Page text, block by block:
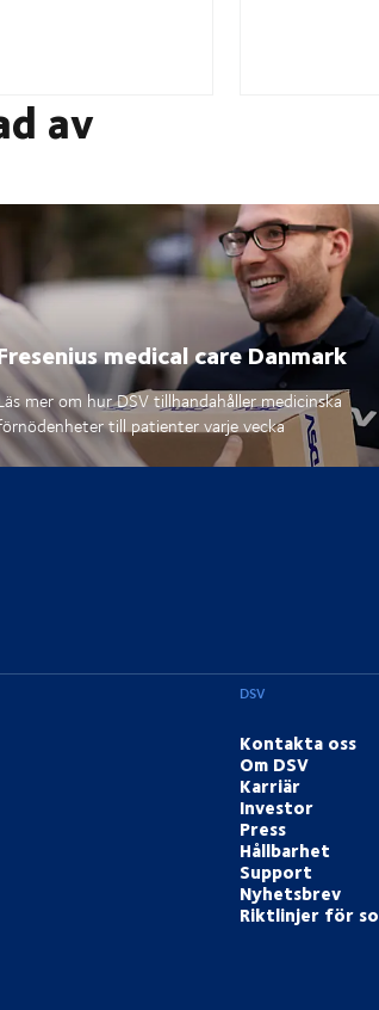
av
medical care Danmark
mer om hur DSV tillhandahåller medicinska
till patienter varje vecka
DSV
Kontakta oss
Om DSV
Karriär
Investor
Press
Hållbarhet
Support
Nyhetsbrev
Riktlinjer för